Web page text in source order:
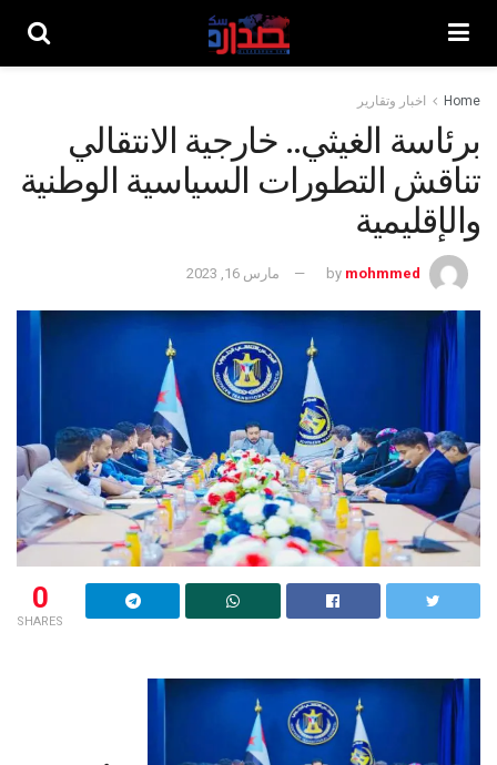
Home اخبار وتقارير
برئاسة الغيثي.. خارجية الانتقالي
تناقش التطورات السياسية الوطنية
والإقليمية
by mohmmed مارس 16, 2023
0
SHARES